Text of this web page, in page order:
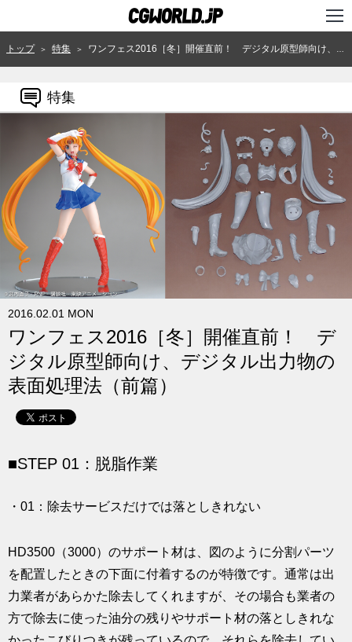
TOP
ニュース
連載
用語辞典
スタジオ
講座
クリエイターズID
求人
トップ ＞ 特集 ＞ ワンフェス2016［冬］開催直前！ デジタル原型師向け、デジタル出力物の表面処理法（前篇）
特集
2016.02.01 MON
ワンフェス2016［冬］開催直前！ デ
ジタル原型師向け、デジタル出力物の
表面処理法（前篇）
■STEP 01：脱脂作業
・01：除去サービスだけでは落としきれない
HD3500（3000）のサポート材は、図のように分割パーツ
を配置したときの下面に付着するのが特徴です。通常は出
力業者があらかた除去してくれますが、その場合も業者の
方で除去に使った油分の残りやサポート材の落としきれな